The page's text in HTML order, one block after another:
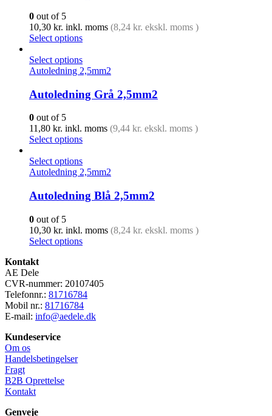
0 out of 5
10,30 kr. inkl. moms (8,24 kr. ekskl. moms )
Select options
Select options
Autoledning 2,5mm2
Autoledning Grå 2,5mm2
0 out of 5
11,80 kr. inkl. moms (9,44 kr. ekskl. moms )
Select options
Select options
Autoledning 2,5mm2
Autoledning Blå 2,5mm2
0 out of 5
10,30 kr. inkl. moms (8,24 kr. ekskl. moms )
Select options
Kontakt
AE Dele
CVR-nummer: 20107405
Telefonnr.: 81716784
Mobil nr.: 81716784
E-mail: info@aedele.dk
Kundeservice
Om os
Handelsbetingelser
Fragt
B2B Oprettelse
Kontakt
Genveje